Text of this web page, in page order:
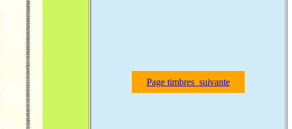
Page timbres suivante